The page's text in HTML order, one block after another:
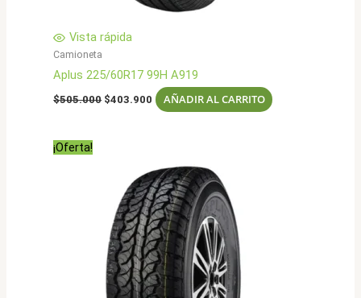
Vista rápida
Camioneta
Aplus 225/60R17 99H A919
$505.000 El
$403.900 El
precio
AÑADIR AL CARRITO
¡Oferta!